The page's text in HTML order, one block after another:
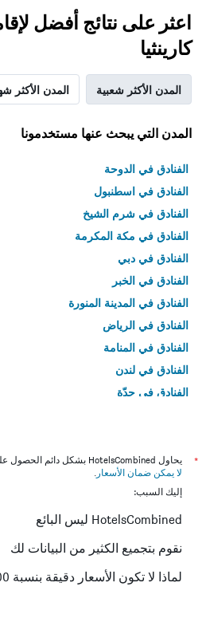
اعثر على نتائج أفضل
كارينثيا
المدن الأكثر شعبية المدن الأكثر
المدن التي يبحث عنها مستخدمونا
الفنادق في الدوحة
الفنادق في اسطنبول
الفنادق في شرم الشيخ
الفنادق في مكة المكرمة
الفنادق في دبي
الفنادق في الخبر
الفنادق في المدينة المنورة
الفنادق في الرياض
الفنادق في المنامة
الفنادق في لندن
الفنادق في جدّة
*
يحاول HotelsCombined بشكل دائم الحصول على الأسعار الدقيقة، ولكن
لا يمكن ضمان الأسعار .
إليك السبب:
HotelsCombined ليس البائع
نقوم بتجميع الكثير من البيانات لك
لماذا لا تكون الأسعار دقيقة بنسبة 100٪؟